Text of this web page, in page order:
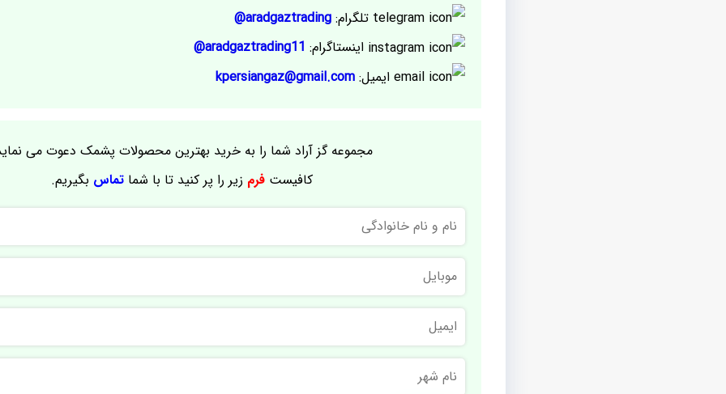
تلگرام: aradgaztrading@
اینستاگرام: aradgaztrading11@
ایمیل: kpersiangaz@gmail.com
مجموعه گز آراد شما را به خرید بهترین محصولات پشمک دعوت می
کافیستفرم زیر را پر کنید تا با شماتماس بگیریم.
و
نام
خانوادگی
موبایل
ایمیل
نام
شهر